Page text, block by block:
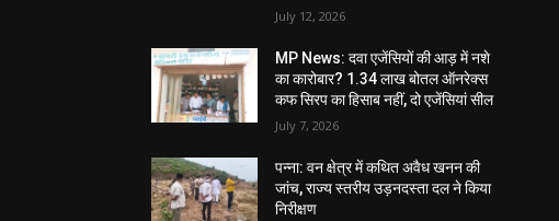
July 12, 2026
MP News: दवा एजेंसियों की आड़ में नशे
का कारोबार? 1.34 लाख बोतल ऑनरेक्स
कफ सिरप का हिसाब नहीं, दो एजेंसियां सील
July 7, 2026
पन्ना: वन क्षेत्र में कथित अवैध खनन की
जांच, राज्य स्तरीय उड़नदस्ता दल ने किया
निरीक्षण